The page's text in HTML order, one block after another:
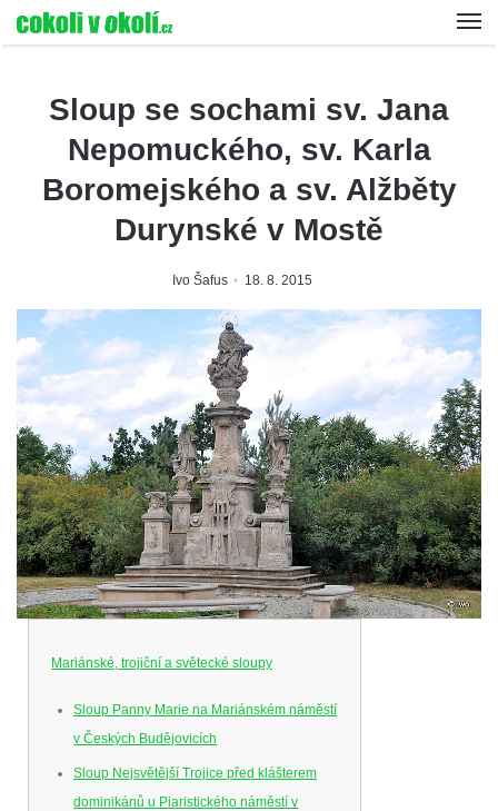
Sloup se sochami sv. Jana
Nepomuckého, sv. Karla
Boromejského a sv. Alžběty
Durynské v Mostě
Ivo Šafus 18. 8. 2015
Mariánské, trojiční a světecké sloupy
Sloup Panny Marie na Mariánském náměstí
v Českých Budějovicích
Sloup Nejsvětější Trojice před klášterem
dominikánů u Piaristického náměstí v